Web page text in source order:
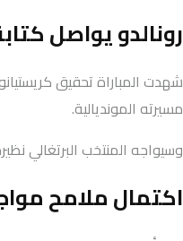
رونالدو يواصل
شهدت المباراة تحقيق
مسيرته المونديالية.
وسيواجه المنتخب البرتغالي نظيره الإسباني في دور
اكتمال ملامح